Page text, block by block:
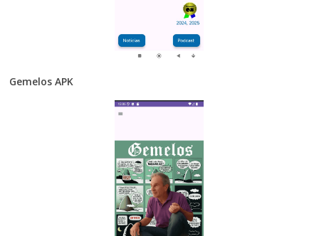
Gemelos APK